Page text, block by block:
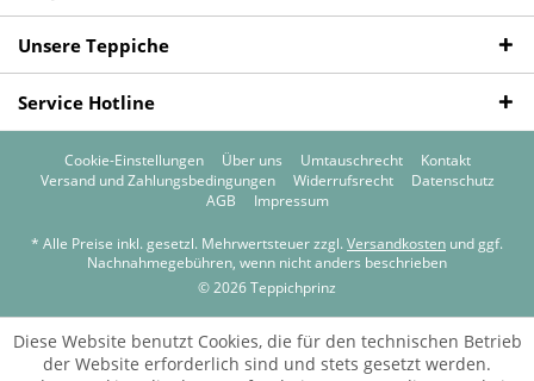
Unsere Teppiche
Service Hotline
Cookie-Einstellungen Über uns Umtauschrecht
Kontakt
Versand und Zahlungsbedingungen
Widerrufsrecht
Datenschutz
AGB
Impressum
* Alle Preise inkl. gesetzl. Mehrwertsteuer zzgl. Versandkosten und ggf.
Nachnahmegebühren, wenn nicht anders beschrieben
© 2026 Teppichprinz
Diese Website benutzt Cookies, die für den technischen Betrieb
der Website erforderlich sind und stets gesetzt werden.